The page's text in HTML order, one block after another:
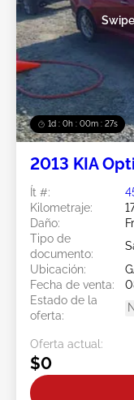
1d : 0h : 00m : 24s
2013 KIA
Ít #:
Kilometraje:
Daño:
Tipo de
documento:
Ubicación:
Fecha de venta:
Estado de la
oferta:
Oferta actual:
$0